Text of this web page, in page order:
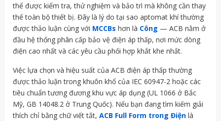
thể được kiểm tra, thử nghiệm và bảo trì mà không cần thay
thế toàn bộ thiết bị. Đây là lý do tại sao aptomat khí thường
được thảo luận cùng với MCCBs hơn là Công — ACB nằm ở
đầu hệ thống phân cấp bảo vệ điện áp thấp, nơi mức dòng
điện cao nhất và các yêu cầu phối hợp khắt khe nhất.
Việc lựa chọn và hiệu suất của ACB điện áp thấp thường
được thảo luận trong khuôn khổ của IEC 60947-2 hoặc các
tiêu chuẩn tương đương khu vực áp dụng (UL 1066 ở Bắc
Mỹ, GB 14048.2 ở Trung Quốc). Nếu bạn đang tìm kiếm giải
thích chỉ bằng chữ viết tắt, ACB Full Form trong Điện là